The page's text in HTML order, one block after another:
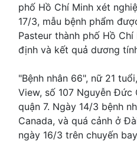
phố Hồ Chí Minh xét
17/3, mẫu bệnh phẩm
Pasteur thành phố Hồ
định và kết quả dương
"Bệnh nhân 66", nữ 21
View, số 107 Nguyễn Đức
quận 7. Ngày 14/3 bệnh
Canada, và quá cảnh ở
ngày 16/3 trên chuyến